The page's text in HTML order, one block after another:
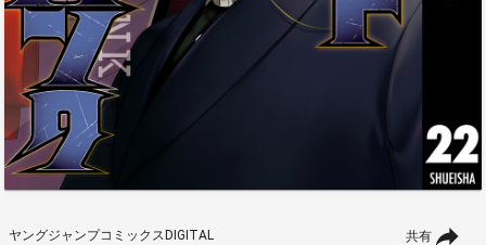
共有
ヤングジャンプコミックスDIGITAL